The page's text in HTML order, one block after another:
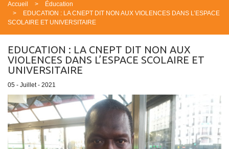
Accueil
Éducation
EDUCATION : LA CNEPT DIT NON AUX VIOLENCES DANS L’ESPACE
SCOLAIRE ET UNIVERSITAIRE
EDUCATION : LA CNEPT DIT NON AUX
VIOLENCES DANS L’ESPACE SCOLAIRE ET
UNIVERSITAIRE
05 - Juillet - 2021